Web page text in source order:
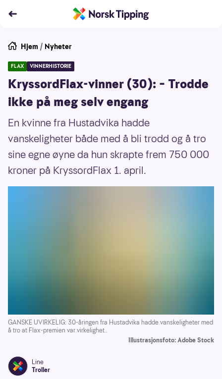
Hjem / Nyheter
FLAX VINNERHISTORIE
KryssordFlax-vinner (30): – Trodde
ikke på meg selv engang
En kvinne fra Hustadvika hadde
vanskeligheter både med å bli trodd og å tro
sine egne øyne da hun skrapte frem 750 000
kroner på KryssordFlax 1. april.
GANSKE UVIRKELIG: 30-åringen fra Hustadvika hadde vanskeligheter med
å tro at Flax-premien var virkelighet..
Illustrasjonsfoto: Adobe Stock
Line
Troller